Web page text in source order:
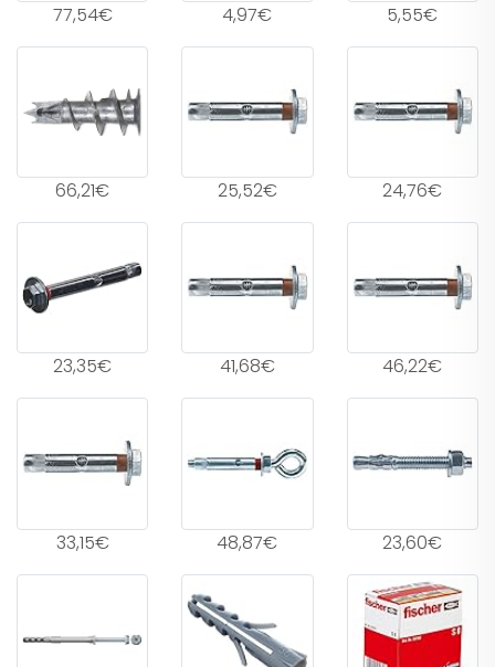
77,54€ 4,97€ 5,55€
66,21€ 25,52€ 24,76€
23,35€ 41,68€ 46,22€
33,15€ 48,87€ 23,60€